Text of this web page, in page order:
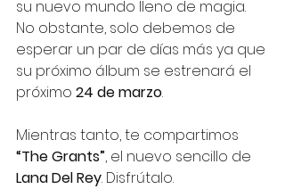
su nuevo mundo lleno de magia.
No obstante, solo debemos de
esperar un par de días más ya que
su próximo álbum se estrenará el
próximo 24 de marzo.
Mientras tanto, te compartimos
“The Grants”, el nuevo sencillo de
Lana Del Rey. Disfrútalo.